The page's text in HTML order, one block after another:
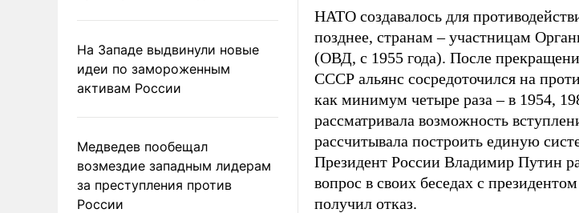
На Западе выдвинули новые
идеи по замороженным
активам России
Медведев пообещал
возмездие западным лидерам
за преступления против
России
НАТО создавалось для
позднее, странам – участницам
(ОВД, с 1955 года). После
СССР альянс сосредоточился на
как минимум четыре раза – в 1954,
рассматривала возможность
рассчитывала построить единую
Президент России Владимир Путин
вопрос в своих беседах с
получил отказ.